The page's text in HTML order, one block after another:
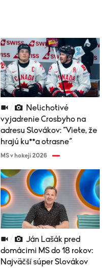
vyjadrenie Crosbyho na
adresu Slovákov: “Viete, že
hrajú ku**a otrasne“
MS v hokeji 2026
domácimi MS do 18 rokov:
Najväčší súper Slovákov